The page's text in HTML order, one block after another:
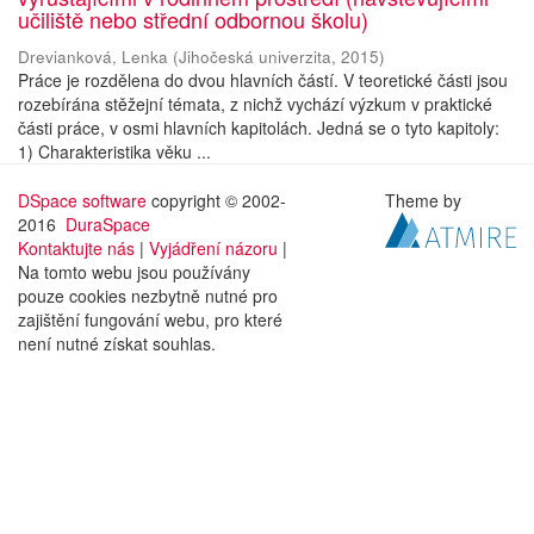
učiliště nebo střední odbornou školu)
Drevianková, Lenka (Jihočeská univerzita, 2015)
Práce je rozdělena do dvou hlavních částí. V teoretické části jsou
rozebírána stěžejní témata, z nichž vychází výzkum v praktické
části práce, v osmi hlavních kapitolách. Jedná se o tyto kapitoly:
1) Charakteristika věku ...
DSpace software copyright © 2002-
2016 DuraSpace
Kontaktujte nás | Vyjádření názoru |
Na tomto webu jsou používány
pouze cookies nezbytně nutné pro
zajištění fungování webu, pro které
není nutné získat souhlas.
Theme by